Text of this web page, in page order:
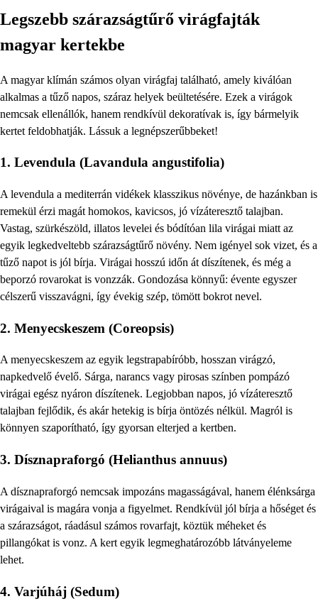
Legszebb szárazságtűrő virágfajták
magyar kertekbe
A magyar klímán számos olyan virágfaj található, amely kiválóan
alkalmas a tűző napos, száraz helyek beültetésére. Ezek a virágok
nemcsak ellenállók, hanem rendkívül dekoratívak is, így bármelyik
kertet feldobhatják. Lássuk a legnépszerűbbeket!
1. Levendula (Lavandula angustifolia)
A levendula a mediterrán vidékek klasszikus növénye, de hazánkban is
remekül érzi magát homokos, kavicsos, jó vízáteresztő talajban.
Vastag, szürkészöld, illatos levelei és bódítóan lila virágai miatt az
egyik legkedveltebb szárazságtűrő növény. Nem igényel sok vizet, és a
tűző napot is jól bírja. Virágai hosszú időn át díszítenek, és még a
beporzó rovarokat is vonzzák. Gondozása könnyű: évente egyszer
célszerű visszavágni, így évekig szép, tömött bokrot nevel.
2. Menyecskeszem (Coreopsis)
A menyecskeszem az egyik legstrapabíróbb, hosszan virágzó,
napkedvelő évelő. Sárga, narancs vagy pirosas színben pompázó
virágai egész nyáron díszítenek. Legjobban napos, jó vízáteresztő
talajban fejlődik, és akár hetekig is bírja öntözés nélkül. Magról is
könnyen szaporítható, így gyorsan elterjed a kertben.
3. Dísznapraforgó (Helianthus annuus)
A dísznapraforgó nemcsak impozáns magasságával, hanem élénksárga
virágaival is magára vonja a figyelmet. Rendkívül jól bírja a hőséget és
a szárazságot, ráadásul számos rovarfajt, köztük méheket és
pillangókat is vonz. A kert egyik legmeghatározóbb látványeleme
lehet.
4. Varjúháj (Sedum)